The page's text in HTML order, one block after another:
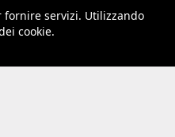
fornire servizi. Utilizzando
cookie.